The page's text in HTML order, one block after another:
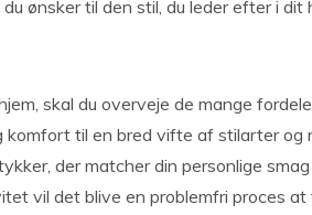
ønsker til den stil, du leder efter i dit
skal du overveje de mange
komfort til en bred vifte af stilarter og
der matcher din personlige
vil det blive en problemfri proces at